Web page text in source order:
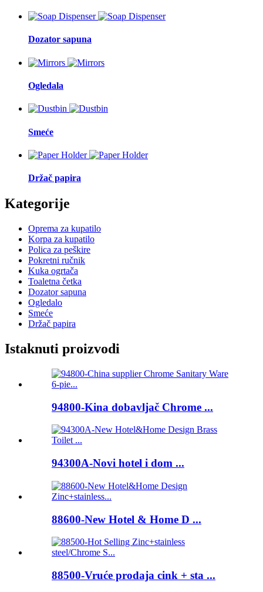
Dozator sapuna
Ogledala
Smeće
Držač papira
Kategorije
Oprema za kupatilo
Korpa za kupatilo
Polica za peškire
Pokretni ručnik
Kuka ogrtača
Toaletna četka
Dozator sapuna
Ogledalo
Smeće
Držač papira
Istaknuti proizvodi
94800-Kina dobavljač Chrome ...
94300A-Novi hotel i dom ...
88600-New Hotel & Home D ...
88500-Vruće prodaja cink + sta ...